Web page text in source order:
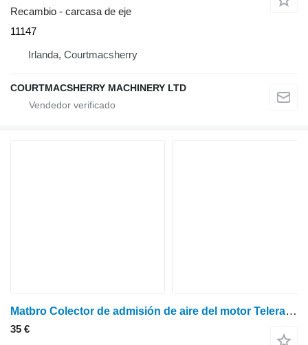
Recambio - carcasa de eje
11147
Irlanda, Courtmacsherry
COURTMACSHERRY MACHINERY LTD
Matbro Colector de admisión de aire del motor Teleram 3766t048 3766T048 para cargadora agrícola
35 €